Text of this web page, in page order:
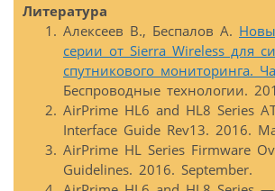
Литература
Алексеев В., Беспалов А.
серии от Sierra Wireless для
спутникового мониторинга.
Беспроводные технологии.
AirPrime HL6 and HL8 Series
Interface Guide Rev13. 2016.
AirPrime HL Series Firmware
Guidelines. 2016. September.